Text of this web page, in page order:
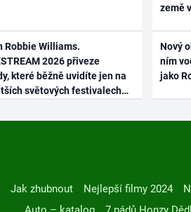
Robbie Williams.
2026 přiveze
které běžně uvidíte jen na
světových festivalech
země
Nový
ním
jako
Jak zhubnout Nejlepší filmy 2024